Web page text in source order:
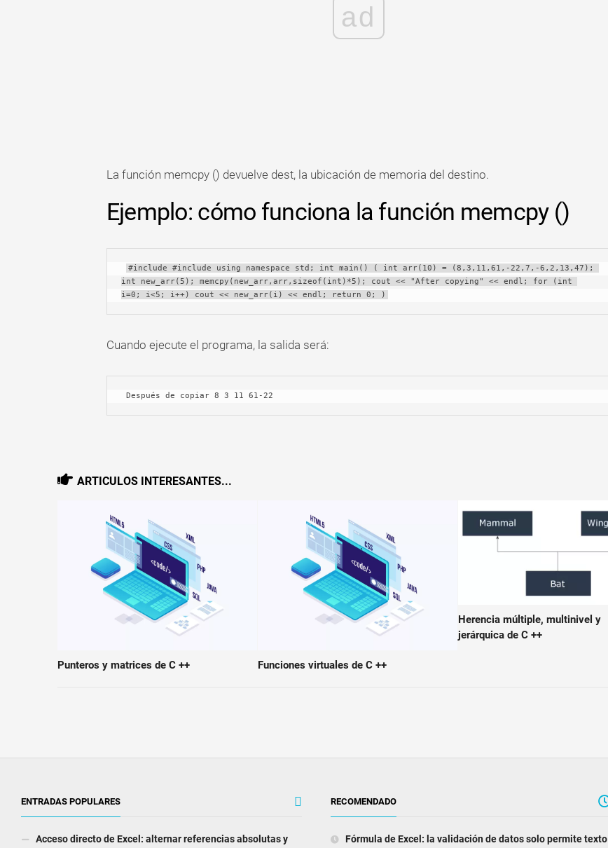
ad
La función memcpy () devuelve dest, la ubicación de memoria del destino.
Ejemplo: cómo funciona la función memcpy ()
#include #include using namespace std; int main() ( int arr(10) = (8,3,11,61,-22,7,-6,2,13,47);
int new_arr(5); memcpy(new_arr,arr,sizeof(int)*5); cout << "After copying" << endl; for (int
i=0; i<5; i++) cout << new_arr(i) << endl; return 0; )
Cuando ejecute el programa, la salida será:
Después de copiar 8 3 11 61-22
ARTICULOS INTERESANTES...
Punteros y matrices de C ++ Funciones virtuales de C ++
Herencia múltiple, multinivel y
jerárquica de C ++
ENTRADAS POPULARES
Acceso directo de Excel: alternar referencias absolutas y
RECOMENDADO
Fórmula de Excel: la validación de datos solo permite texto